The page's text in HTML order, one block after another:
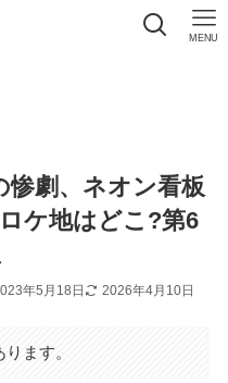
MENU
惨劇、ネオン看板
ケ地はどこ?第6
年5月18日 2026年4月10日
ます。